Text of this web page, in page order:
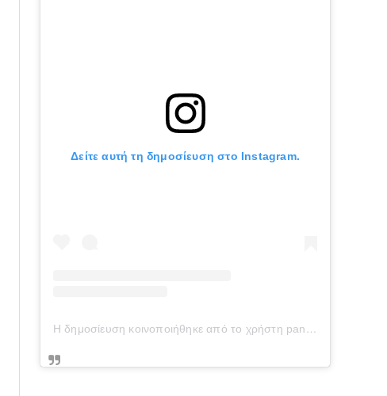
Δείτε αυτή τη δημοσίευση στο Instagram.
Η δημοσίευση κοινοποιήθηκε από το χρήστη panionianea.gr (@panionianea.gr)